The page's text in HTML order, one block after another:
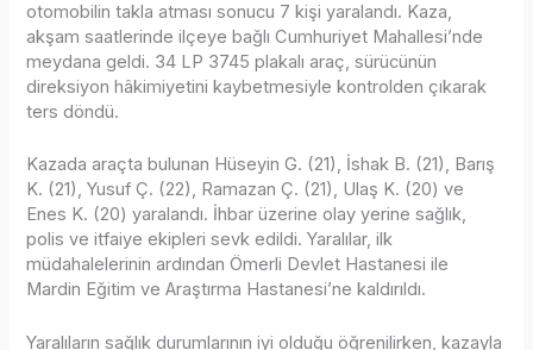
otomobilin takla atması sonucu 7 kişi yaralandı. Kaza,
akşam saatlerinde ilçeye bağlı Cumhuriyet Mahallesi’nde
meydana geldi. 34 LP 3745 plakalı araç, sürücünün
direksiyon hâkimiyetini kaybetmesiyle kontrolden çıkarak
ters döndü.
Kazada araçta bulunan Hüseyin G. (21), İshak B. (21), Barış
K. (21), Yusuf Ç. (22), Ramazan Ç. (21), Ulaş K. (20) ve
Enes K. (20) yaralandı. İhbar üzerine olay yerine sağlık,
polis ve itfaiye ekipleri sevk edildi. Yaralılar, ilk
müdahalelerinin ardından Ömerli Devlet Hastanesi ile
Mardin Eğitim ve Araştırma Hastanesi’ne kaldırıldı.
Yaralıların sağlık durumlarının iyi olduğu öğrenilirken, kazayla